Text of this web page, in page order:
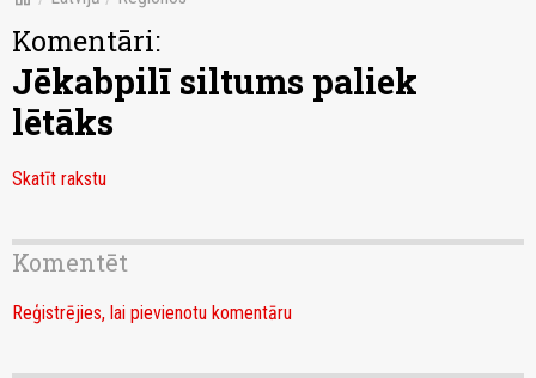
Komentāri:
Jēkabpilī siltums paliek
lētāks
Skatīt rakstu
Komentēt
Reģistrējies, lai pievienotu komentāru